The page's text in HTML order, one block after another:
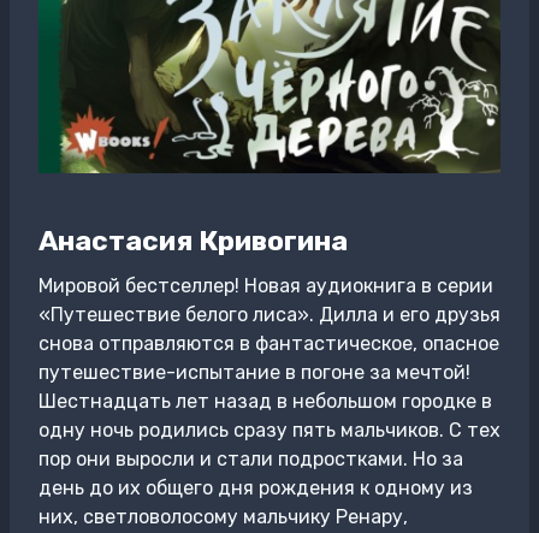
Анастасия Кривогина
Мировой бестселлер! Новая аудиокнига в серии
«Путешествие белого лиса». Дилла и его друзья
снова отправляются в фантастическое, опасное
путешествие-испытание в погоне за мечтой!
Шестнадцать лет назад в небольшом городке в
одну ночь родились сразу пять мальчиков. С тех
пор они выросли и стали подростками. Но за
день до их общего дня рождения к одному из
них, светловолосому мальчику Ренару,